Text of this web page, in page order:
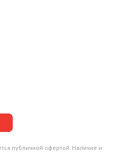
публичной офертой. Наличие и